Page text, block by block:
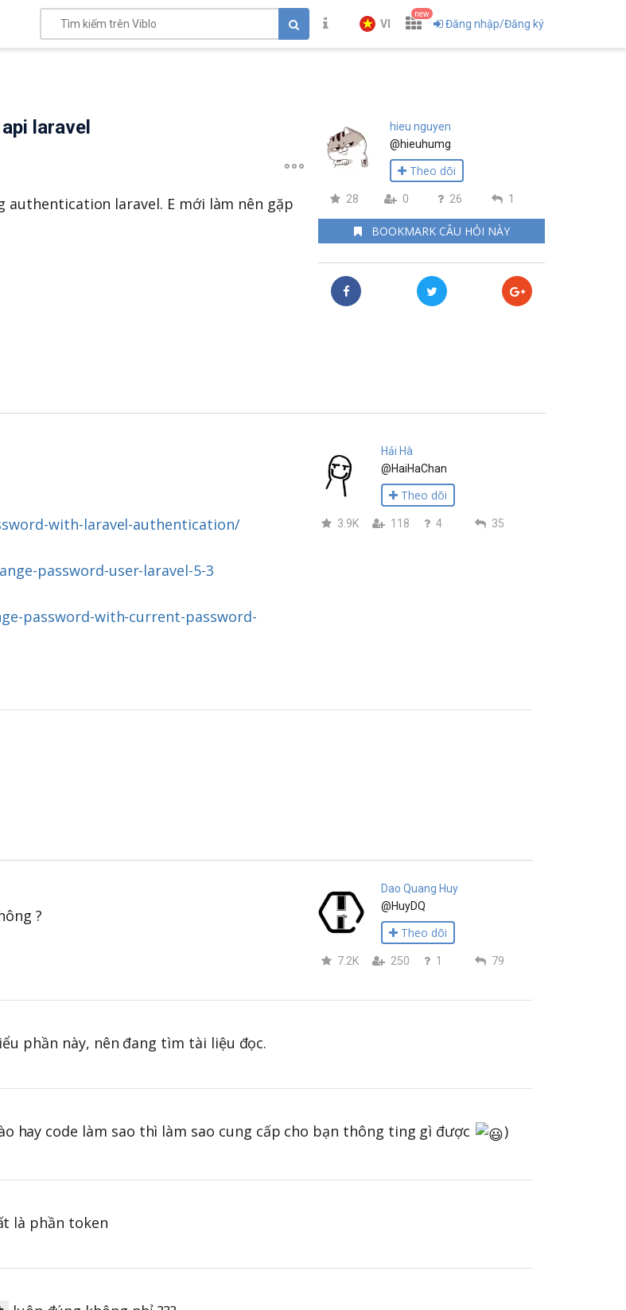
VI
new
Đăng nhập/Đăng ký
laravel
authentication laravel. E mới làm nên gặp
hieu nguyen
@hieuhumg
Theo dõi
28 0 26 1
BOOKMARK CÂU HỎI NÀY
with-laravel-authentication/
password-user-laravel-5-3
password-with-current-password-
Hải Hà
@HaiHaChan
Theo dõi
3.9K 118 4 35
?
Dao Quang Huy
@HuyDQ
Theo dõi
7.2K 250 1 79
phần này, nên đang tìm tài liệu đọc.
hay code làm sao thì làm sao cung cấp cho bạn thông ting gì được )
là phần token